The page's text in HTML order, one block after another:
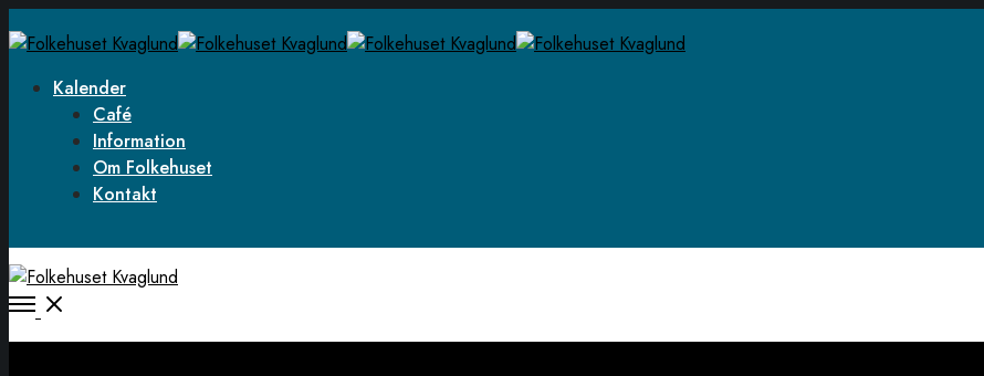
Kalender
Café
Information
Om Folkehuset
Kontakt
Open